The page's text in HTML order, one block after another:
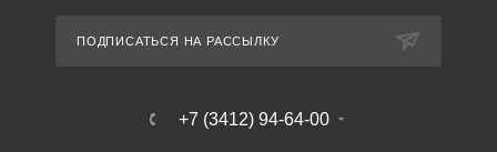
ПОДПИСАТЬСЯ НА РАССЫЛКУ
+7 (3412) 94-64-00